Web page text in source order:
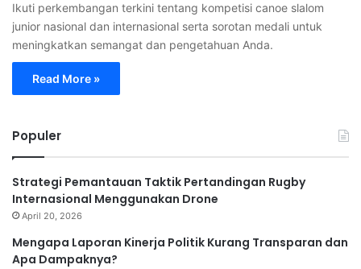
Ikuti perkembangan terkini tentang kompetisi canoe slalom
junior nasional dan internasional serta sorotan medali untuk
meningkatkan semangat dan pengetahuan Anda.
Read More »
Populer
Strategi Pemantauan Taktik Pertandingan Rugby
Internasional Menggunakan Drone
April 20, 2026
Mengapa Laporan Kinerja Politik Kurang Transparan dan
Apa Dampaknya?